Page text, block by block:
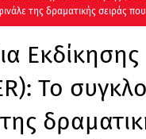
της δραματικής σειράς
Εκδίκησης
Το